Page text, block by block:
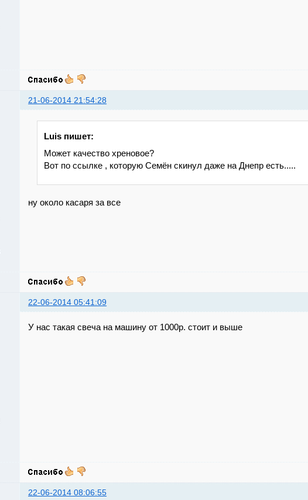
21-06-2014 21:54:28
Luis пишет:
Может качество хреновое?
Вот по ссылке , которую Семён скинул даже на Днепр есть.....
ну около касаря за все
22-06-2014 05:41:09
У нас такая свеча на машину от 1000р. стоит и выше
22-06-2014 08:06:55